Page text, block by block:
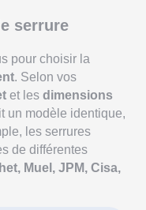
serrure
pour choisir la
. Selon vos
et les dimensions
un modèle identique,
les serrures
de différentes
Muel, JPM, Cisa,